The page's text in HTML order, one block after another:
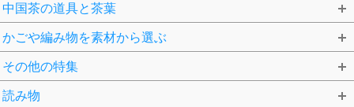
中国茶の道具と茶葉
かごや編み物を素材から選ぶ
その他の特集
読み物